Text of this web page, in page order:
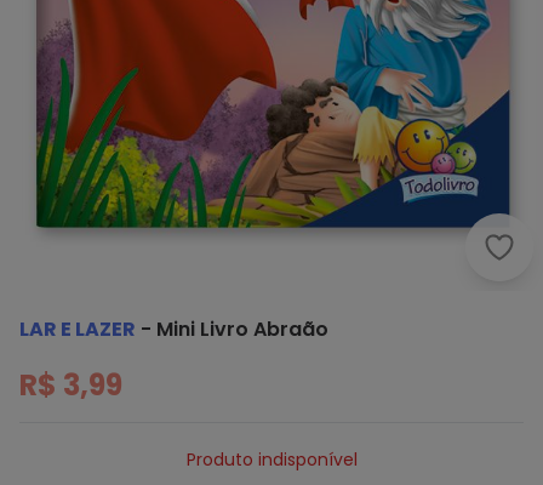
Lar
LAR E LAZER - Mini Livro Abraão
R$ 3,99
Produto indisponível